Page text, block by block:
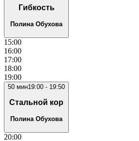
Гибкость
Полина Обухова
15:00
16:00
17:00
18:00
19:00
50 мин19:00 - 19:50
Стальной кор
Полина Обухова
20:00